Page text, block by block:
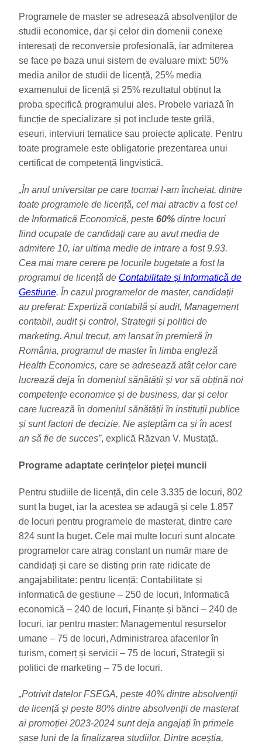
Programele de master se adresează absolvenților de
studii economice, dar și celor din domenii conexe
interesați de reconversie profesională, iar admiterea
se face pe baza unui sistem de evaluare mixt: 50%
media anilor de studii de licență, 25% media
examenului de licență și 25% rezultatul obținut la
proba specifică programului ales. Probele variază în
funcție de specializare și pot include teste grilă,
eseuri, interviuri tematice sau proiecte aplicate. Pentru
toate programele este obligatorie prezentarea unui
certificat de competență lingvistică.
„În anul universitar pe care tocmai l-am încheiat, dintre
toate programele de licență, cel mai atractiv a fost cel
de Informatică Economică, peste 60% dintre locuri
fiind ocupate de candidați care au avut media de
admitere 10, iar ultima medie de intrare a fost 9.93.
Cea mai mare cerere pe locurile bugetate a fost la
programul de licență de Contabilitate și Informatică de
Gestiune. În cazul programelor de master, candidații
au preferat: Expertiză contabilă și audit, Management
contabil, audit și control, Strategii și politici de
marketing. Anul trecut, am lansat în premieră în
România, programul de master în limba engleză
Health Economics, care se adresează atât celor care
lucrează deja în domeniul sănătății și vor să obțină noi
competențe economice și de business, dar și celor
care lucrează în domeniul sănătății în instituții publice
și sunt factori de decizie. Ne așteptăm ca și în acest
an să fie de succes”, explică Răzvan V. Mustață.
Programe adaptate cerințelor pieței muncii
Pentru studiile de licență, din cele 3.335 de locuri, 802
sunt la buget, iar la acestea se adaugă și cele 1.857
de locuri pentru programele de masterat, dintre care
824 sunt la buget. Cele mai multe locuri sunt alocate
programelor care atrag constant un număr mare de
candidați și care se disting prin rate ridicate de
angajabilitate: pentru licență: Contabilitate și
informatică de gestiune – 250 de locuri, Informatică
economică – 240 de locuri, Finanțe și bănci – 240 de
locuri, iar pentru master: Managementul resurselor
umane – 75 de locuri, Administrarea afacerilor în
turism, comerț și servicii – 75 de locuri, Strategii și
politici de marketing – 75 de locuri.
„Potrivit datelor FSEGA, peste 40% dintre absolvenții
de licență și peste 80% dintre absolvenții de masterat
ai promoției 2023-2024 sunt deja angajați în primele
șase luni de la finalizarea studiilor. Dintre aceștia,